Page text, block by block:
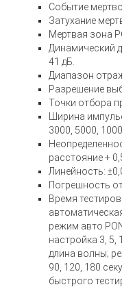
Событие
Затухание
Мертвая зона
Динамический
41 дБ.
Диапазон
Разрешение
Точки отбора
Ширина
3000, 5000,
расстояние +
Линейность:
Погрешность
Время
режим авто
настройка 3, 5,
длина волны;
90, 120, 180
быстрого